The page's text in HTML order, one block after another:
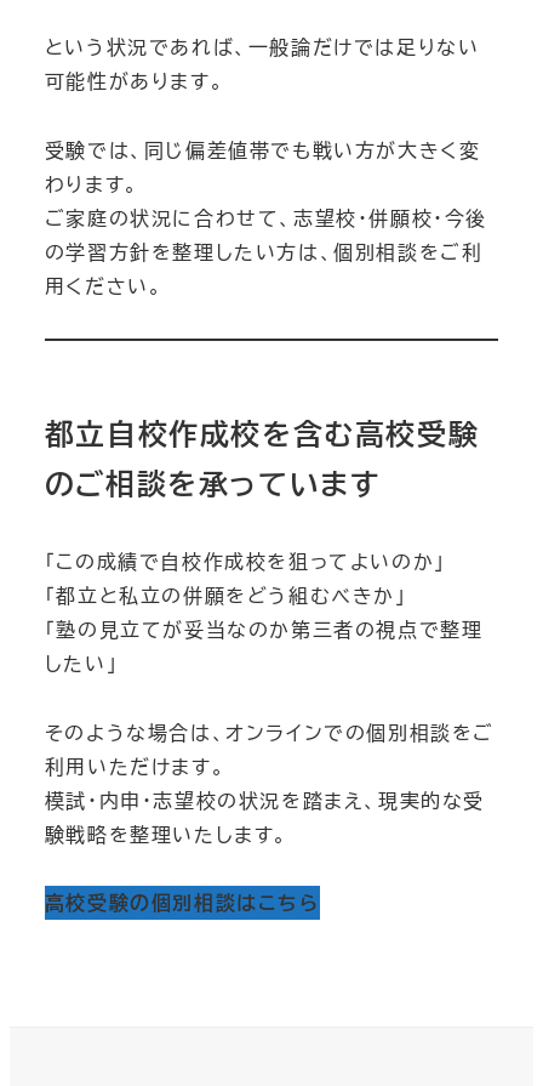
という状況であれば、一般論だけでは足りない
可能性があります。
受験では、同じ偏差値帯でも戦い方が大きく変
わります。
ご家庭の状況に合わせて、志望校・併願校・今後
の学習方針を整理したい方は、個別相談をご利
用ください。
都立自校作成校を含む高校受験
のご相談を承っています
「この成績で自校作成校を狙ってよいのか」
「都立と私立の併願をどう組むべきか」
「塾の見立てが妥当なのか第三者の視点で整理
したい」
そのような場合は、オンラインでの個別相談をご
利用いただけます。
模試・内申・志望校の状況を踏まえ、現実的な受
験戦略を整理いたします。
高校受験の個別相談はこちら